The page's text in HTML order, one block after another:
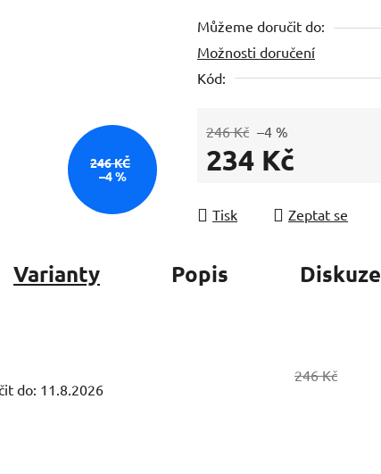
5
hvězdiček.
Můžeme doručit do:
Možnosti doručení
Kód:
246 Kč –4 %
234 Kč
Tisk
Zeptat se
246 KČ
–4 %
Varianty Popis Diskuze
do: 11.8.2026
246 Kč